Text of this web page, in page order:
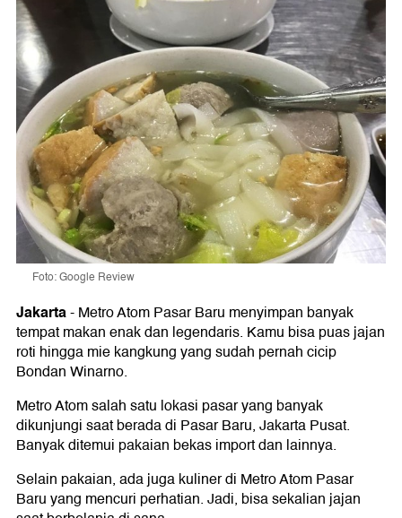
Foto: Google Review
Jakarta-Metro Atom Pasar Baru menyimpan banyak
tempat makan enak dan legendaris. Kamu bisa puas jajan
roti hingga mie kangkung yang sudah pernah cicip
Bondan Winarno.
Metro Atom salah satu lokasi pasar yang banyak
dikunjungi saat berada di Pasar Baru, Jakarta Pusat.
Banyak ditemui pakaian bekas import dan lainnya.
Selain pakaian, ada juga kuliner di Metro Atom Pasar
Baru yang mencuri perhatian. Jadi, bisa sekalian jajan